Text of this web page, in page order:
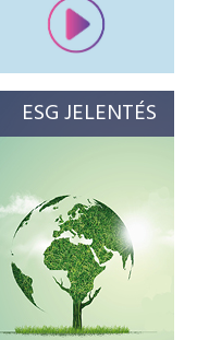
ESG JELENTÉS